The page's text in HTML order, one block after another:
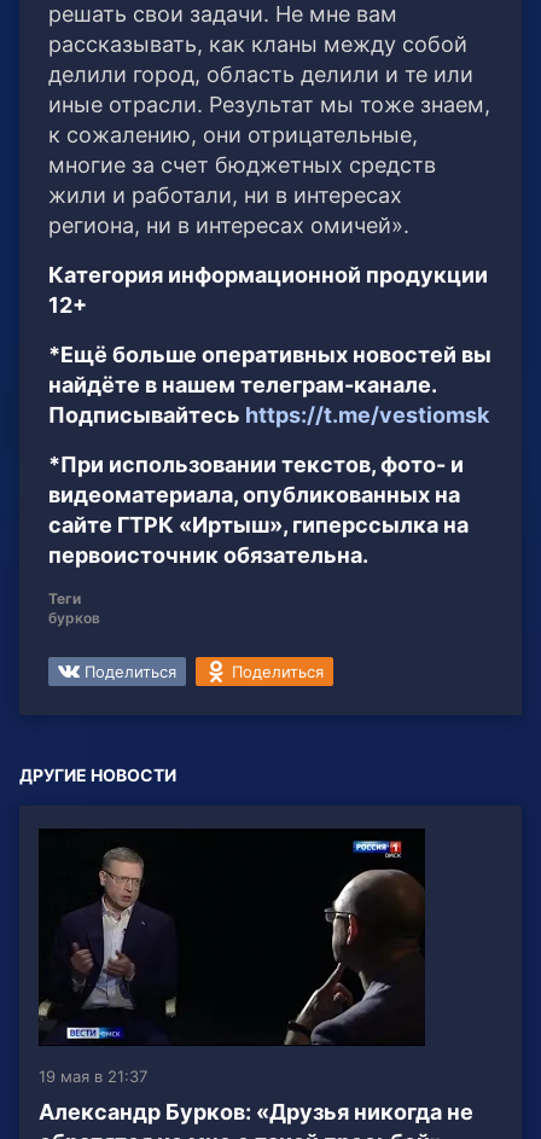
решать свои задачи. Не мне вам
рассказывать, как кланы между собой
делили город, область делили и те или
иные отрасли. Результат мы тоже знаем,
к сожалению, они отрицательные,
многие за счет бюджетных средств
жили и работали, ни в интересах
региона, ни в интересах омичей».
Категория информационной продукции
12+
*Ещё больше оперативных новостей вы
найдёте в нашем телеграм-канале.
Подписывайтесь https://t.me/vestiomsk
*При использовании текстов, фото- и
видеоматериала, опубликованных на
сайте ГТРК «Иртыш», гиперссылка на
первоисточник обязательна.
Теги
бурков
Поделиться Поделиться
ДРУГИЕ НОВОСТИ
19 мая в 21:37
Александр Бурков: «Друзья никогда не